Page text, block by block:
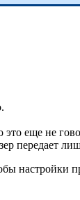
это еще не
передает
настройки